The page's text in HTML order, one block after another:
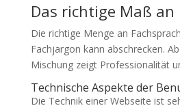
Das richtige Maß an
Die richtige Menge an
Fachjargon kann abschrecken.
Mischung zeigt Professionalität
Technische Aspekte der
Die Technik einer Webseite ist